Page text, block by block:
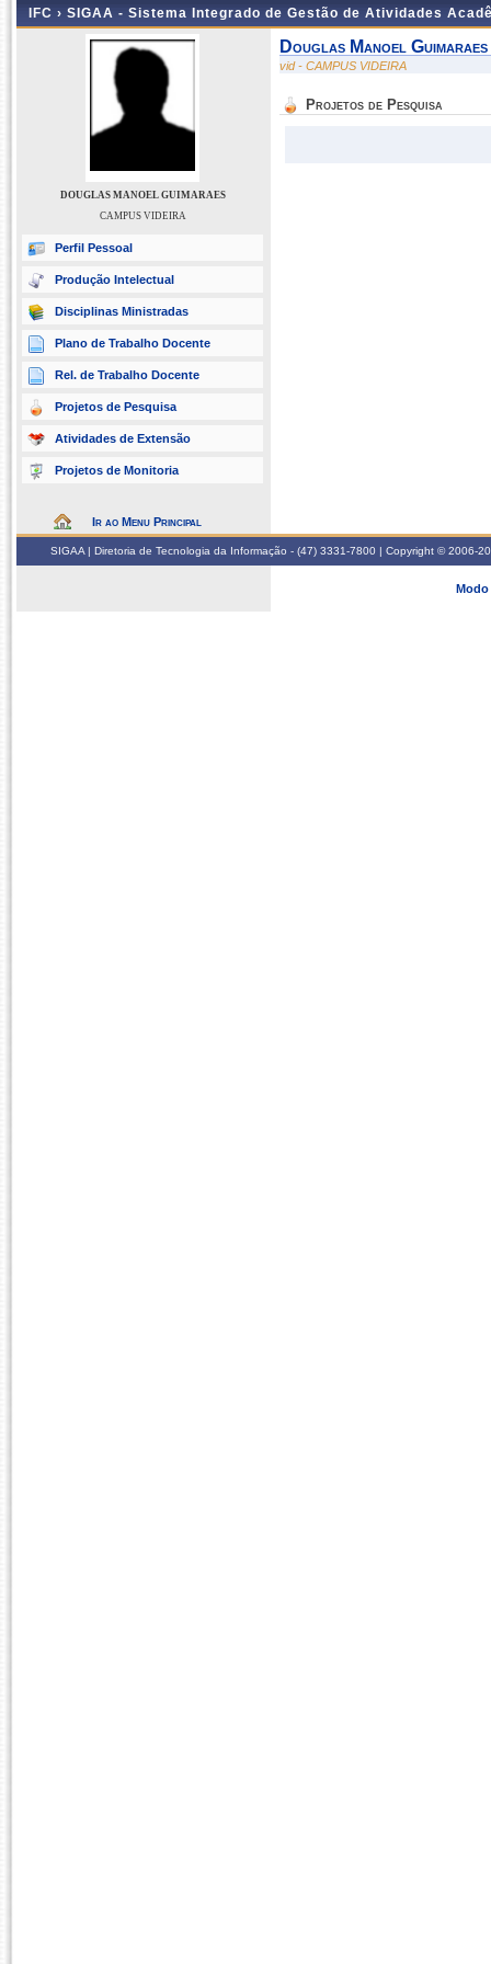
IFC › SIGAA - Sistema Integrado de Gestão de Atividades
DOUGLAS MANOEL GUIMARAES
CAMPUS VIDEIRA
Perfil Pessoal
Produção Intelectual
Disciplinas Ministradas
Plano de Trabalho Docente
Rel. de Trabalho Docente
Projetos de Pesquisa
Atividades de Extensão
Projetos de Monitoria
Ir ao Menu Principal
Douglas Manoel Guimaraes
vid - CAMPUS VIDEIRA
Projetos de Pesquisa
SIGAA | Diretoria de Tecnologia da Informação - (47) 3331-7800 | Copyright © 2006-
Modo